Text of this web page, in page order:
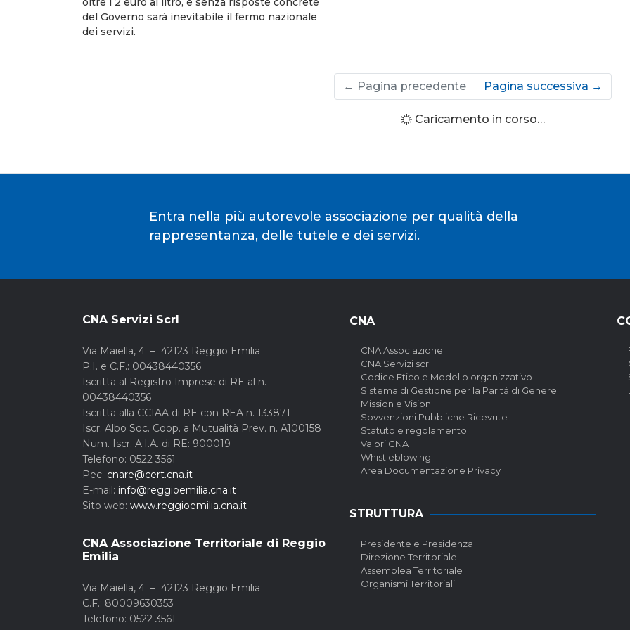
del Governo sarà inevitabile il fermo nazionale
dei servizi.
← Pagina precedente Pagina successiva →
Caricamento in corso…
Entra nella più autorevole associazione per qualità della
rappresentanza, delle tutele e dei servizi.
CNA Servizi Scrl
Via Maiella, 4 – 42123 Reggio Emilia
P.I. e C.F.: 00438440356
Iscritta al Registro Imprese di RE al n.
00438440356
Iscritta alla CCIAA di RE con REA n. 133871
Iscr. Albo Soc. Coop. a Mutualità Prev. n. A100158
Num. Iscr. A.I.A. di RE: 900019
Telefono: 0522 3561
Pec: cnare@cert.cna.it
E-mail: info@reggioemilia.cna.it
Sito web: www.reggioemilia.cna.it
CNA Associazione Territoriale di Reggio
Emilia
Via Maiella, 4 – 42123 Reggio Emilia
C.F.: 80009630353
Telefono: 0522 3561
CNA
CNA Associazione
CNA Servizi scrl
Codice Etico e Modello organizzativo
Sistema di Gestione per la Parità di Genere
Mission e Vision
Sovvenzioni Pubbliche Ricevute
Statuto e regolamento
Valori CNA
Whistleblowing
Area Documentazione Privacy
STRUTTURA
Presidente e Presidenza
Direzione Territoriale
Assemblea Territoriale
Organismi Territoriali